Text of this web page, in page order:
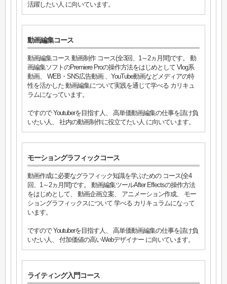
活躍したい人 に向いています。
動画編集コース
動画編集コース 動画制作 コース(全3回、1～2ヵ月間)です。 動
画編集ソフトのPremiere Proの操作方法をはじめとして Vlog系
動画、 WEB・SNS広告動画 、YouTube動画などメディアの特
性を活かした 動画編集について実践を通じて学べる カリキュ
ラムになっています。
ですので Youtuberを目指す人、 高単価動画編集の仕事を請け負
いたい人、 社内の動画制作に役立てたい人 に向いています。
モーショングラフィックコース
動画作成に必要なグラフィック知識を学ぶための コース(全4
回、1～2ヵ月間)です。 動画編集ツールAfter Effectsの操作方法
をはじめとして、 動画企画立案、 アニメーション作成、 モー
ショングラフィックスについて 学べる カリキュラムになって
います。
ですので Youtuberを目指す人、 高単価動画編集の仕事を請け負
いたい人、 付加価値の高いWebデザイナー に向いています。
ライティング入門コース